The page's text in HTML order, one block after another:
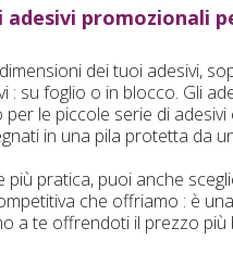
adesivi promozionali
dei tuoi adesivi,
: su foglio o in blocco. Gli
per le piccole serie di
in una pila protetta da
più pratica, puoi anche
che offriamo : è
a te offrendoti il prezzo più